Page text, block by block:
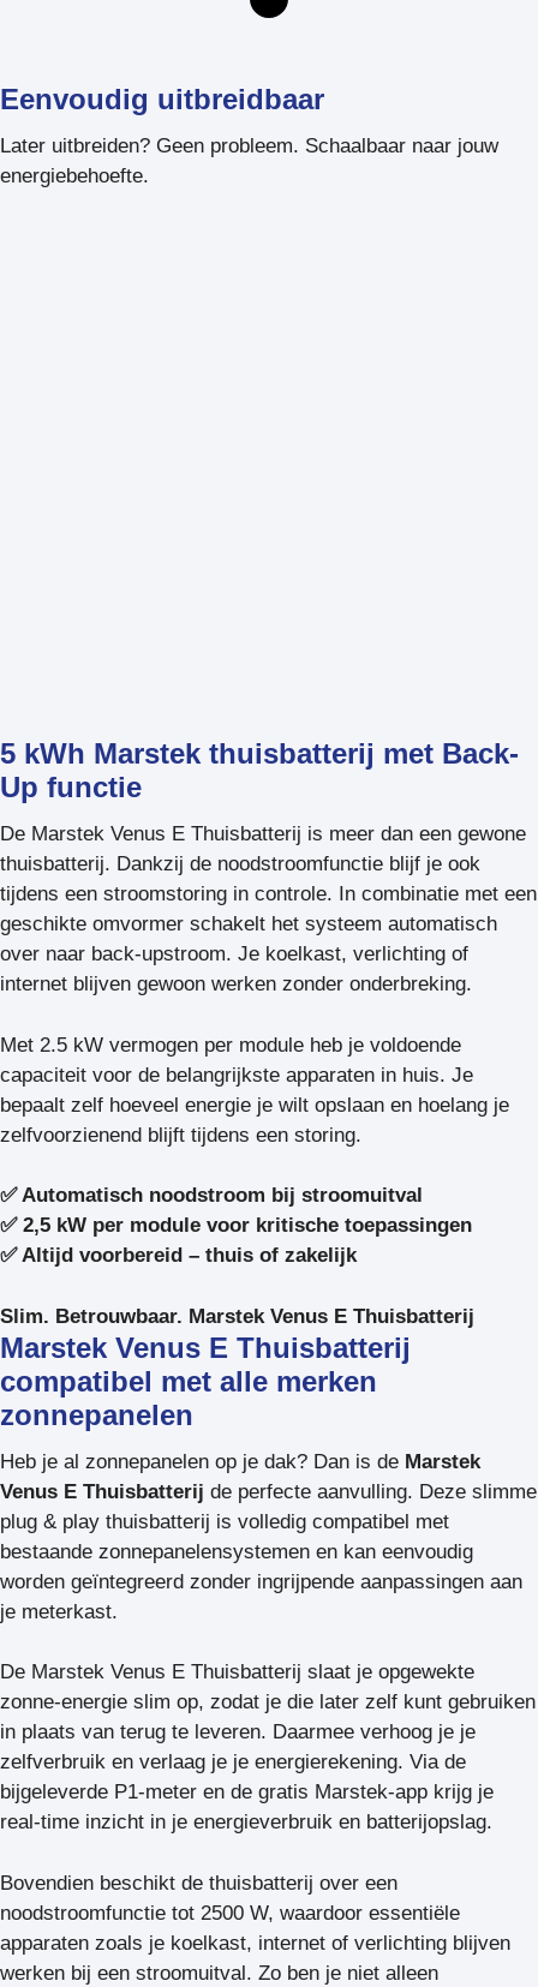
Eenvoudig uitbreidbaar
Later uitbreiden? Geen probleem. Schaalbaar naar jouw
energiebehoefte.
5 kWh Marstek thuisbatterij met Back-
Up functie
De Marstek Venus E Thuisbatterij is meer dan een gewone
thuisbatterij. Dankzij de noodstroomfunctie blijf je ook
tijdens een stroomstoring in controle. In combinatie met een
geschikte omvormer schakelt het systeem automatisch
over naar back-upstroom. Je koelkast, verlichting of
internet blijven gewoon werken zonder onderbreking.
Met 2.5 kW vermogen per module heb je voldoende
capaciteit voor de belangrijkste apparaten in huis. Je
bepaalt zelf hoeveel energie je wilt opslaan en hoelang je
zelfvoorzienend blijft tijdens een storing.
✅ Automatisch noodstroom bij stroomuitval
✅ 2,5 kW per module voor kritische toepassingen
✅ Altijd voorbereid – thuis of zakelijk
Slim. Betrouwbaar. Marstek Venus E Thuisbatterij
Marstek Venus E Thuisbatterij
compatibel met alle merken
zonnepanelen
Heb je al zonnepanelen op je dak? Dan is de Marstek
Venus E Thuisbatterij de perfecte aanvulling. Deze slimme
plug & play thuisbatterij is volledig compatibel met
bestaande zonnepanelensystemen en kan eenvoudig
worden geïntegreerd zonder ingrijpende aanpassingen aan
je meterkast.
De Marstek Venus E Thuisbatterij slaat je opgewekte
zonne-energie slim op, zodat je die later zelf kunt gebruiken
in plaats van terug te leveren. Daarmee verhoog je je
zelfverbruik en verlaag je je energierekening. Via de
bijgeleverde P1-meter en de gratis Marstek-app krijg je
real-time inzicht in je energieverbruik en batterijopslag.
Bovendien beschikt de thuisbatterij over een
noodstroomfunctie tot 2500 W, waardoor essentiële
apparaten zoals je koelkast, internet of verlichting blijven
werken bij een stroomuitval. Zo ben je niet alleen